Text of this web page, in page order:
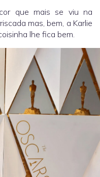
que mais se viu na
mas, bem, a Karlie
lhe fica bem.